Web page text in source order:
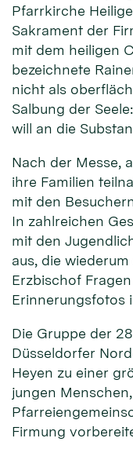
Pfarrkirche
Sakrament der
mit dem heiligen
bezeichnete
nicht als
Salbung der
will an die
Nach der Messe,
ihre Familien
mit den
In zahlreichen
mit den
aus, die
Erzbischof
Erinnerungsfotos
Die Gruppe der
Düsseldorfer
Heyen zu einer
jungen
Firmung